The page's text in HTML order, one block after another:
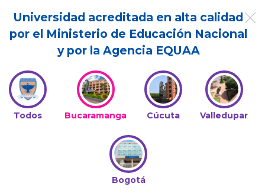
Universidad acreditada en alta calidad
por el Ministerio de Educación Nacional
y por la Agencia EQUAA
Todos Bucaramanga Cúcuta Valledupar
Bogotá